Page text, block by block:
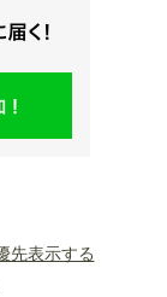
先表示する